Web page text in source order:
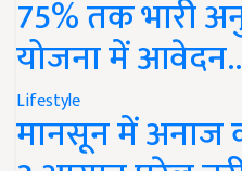
75% तक भारी
योजना में आवेदन..
Lifestyle
मानसून में अनाज